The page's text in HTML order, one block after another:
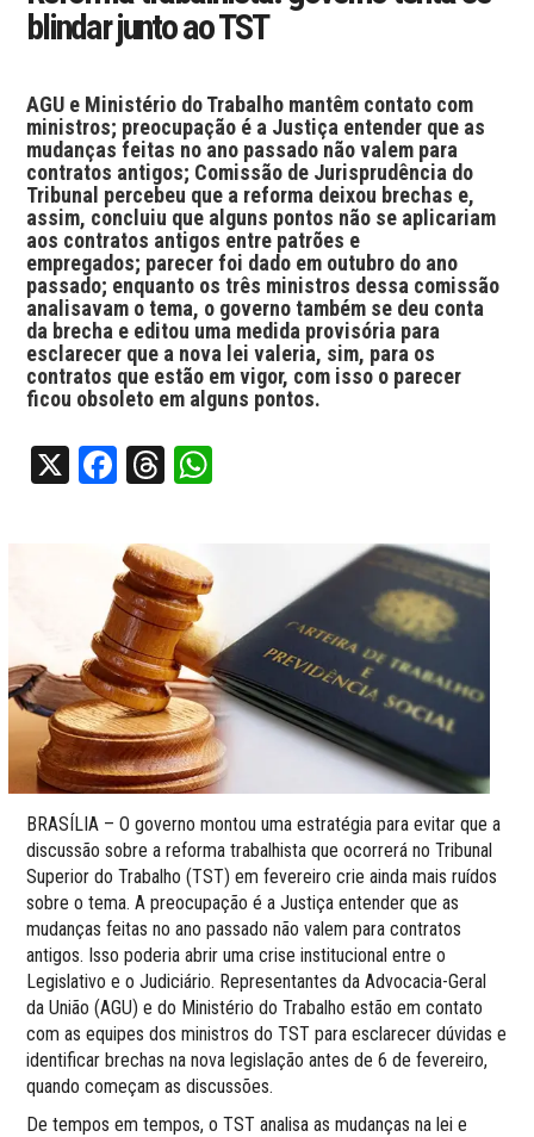
blindar junto ao TST
AGU e Ministério do Trabalho mantêm contato com
ministros; preocupação é a Justiça entender que as
mudanças feitas no ano passado não valem para
contratos antigos; Comissão de Jurisprudência do
Tribunal percebeu que a reforma deixou brechas e,
assim, concluiu que alguns pontos não se aplicariam
aos contratos antigos entre patrões e
empregados; parecer foi dado em outubro do ano
passado; enquanto os três ministros dessa comissão
analisavam o tema, o governo também se deu conta
da brecha e editou uma medida provisória para
esclarecer que a nova lei valeria, sim, para os
contratos que estão em vigor, com isso o parecer
ficou obsoleto em alguns pontos.
X Facebook
Threads
BRASÍLIA – O governo montou uma estratégia para evitar que a
discussão sobre a reforma trabalhista que ocorrerá no Tribunal
Superior do Trabalho (TST) em fevereiro crie ainda mais ruídos
sobre o tema. A preocupação é a Justiça entender que as
mudanças feitas no ano passado não valem para contratos
antigos. Isso poderia abrir uma crise institucional entre o
Legislativo e o Judiciário. Representantes da Advocacia-Geral
da União (AGU) e do Ministério do Trabalho estão em contato
com as equipes dos ministros do TST para esclarecer dúvidas e
identificar brechas na nova legislação antes de 6 de fevereiro,
quando começam as discussões.
De tempos em tempos, o TST analisa as mudanças na lei e